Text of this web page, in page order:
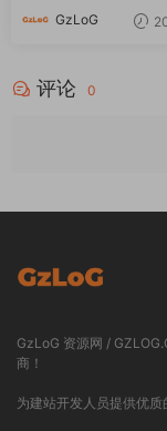
GzLoG
评论 0
GzLoG 资源网 /
商！
为建站开发人员提供优质